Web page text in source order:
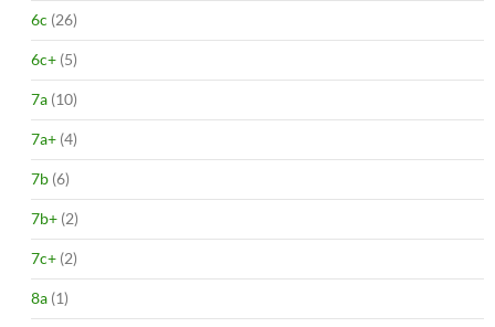
6c (26)
6c+ (5)
7a (10)
7a+ (4)
7b (6)
7b+ (2)
7c+ (2)
8a (1)